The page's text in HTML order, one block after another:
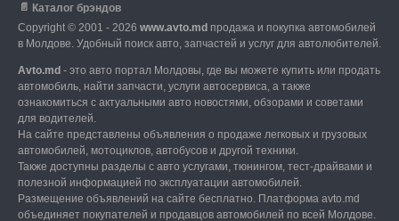
📄 Каталог брэндов
Copyright © 2001 - 2026 www.avto.md продажа и покупка автомобилей
в Молдове. Удобный поиск авто, запчастей и услуг для автолюбителей.
Avto.md - это авто портал Молдовы, где вы можете купить или продать
автомобиль, найти запчасти, услуги автосервиса, а также
ознакомиться с актуальными авто новостями, обзорами и советами
для водителей.
На сайте представлены объявления о продаже легковых и грузовых
автомобилей, мотоциклов, автобусов и другой техники.
Также доступны разделы с авто услугами, тюнингом, тест-драйвами и
полезной информацией по эксплуатации автомобилей.
Размещение объявлений на сайте бесплатно. Платформа avto.md
объединяет покупателей и продавцов автомобилей по всей Молдове.